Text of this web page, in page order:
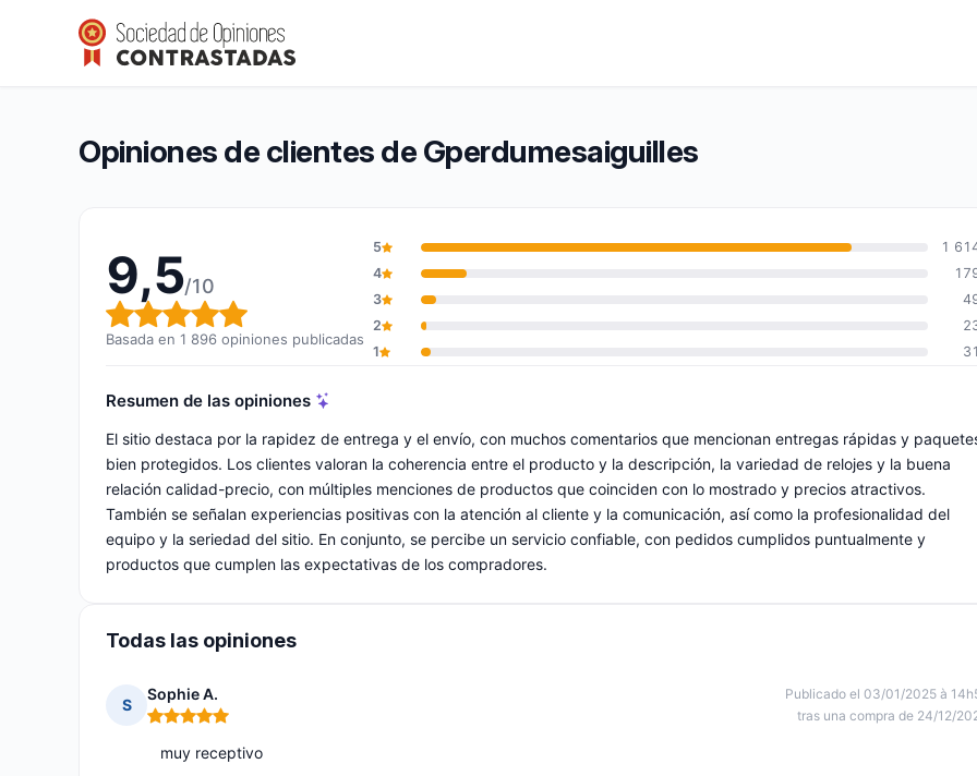
Gperdumesaiguilles
Calificación global: 9,5 de 10
9,5/10(1 896 opiniones)
Opiniones de clientes de Gperdumesaiguilles
9,5/10
Calificación global: 9,5 de 10
Basada en 1 896 opiniones publicadas
5
1
4
3
2
1
31
Resumen de las opiniones
El sitio destaca por la rapidez de entrega y el envío, con muchos comentarios que mencionan entregas rápidas y
bien protegidos. Los clientes valoran la coherencia entre el producto y la descripción, la variedad de relojes y la buena
relación calidad-precio, con múltiples menciones de productos que coinciden con lo mostrado y precios atractivos.
También se señalan experiencias positivas con la atención al cliente y la comunicación, así como la profesionalidad del
equipo y la seriedad del sitio. En conjunto, se percibe un servicio confiable, con pedidos cumplidos puntualmente y
productos que cumplen las expectativas de los compradores.
Todas las opiniones
S
Sophie A.
Nota: 5 de 5
Publicado el 03/01/2025 à
tras una compra de 24/12/
muy receptivo